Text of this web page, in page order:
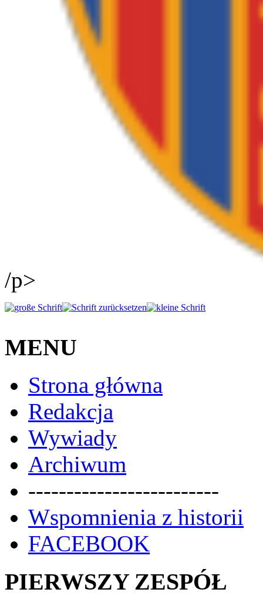
/p>
MENU
Strona główna
Redakcja
Wywiady
Archiwum
-------------------------
Wspomnienia z historii
FACEBOOK
PIERWSZY ZESPÓŁ